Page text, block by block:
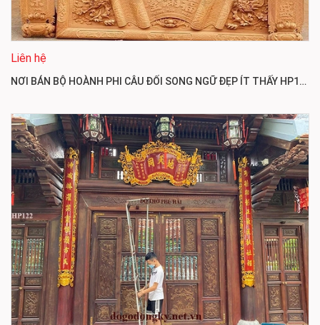
Liên hệ
NƠI BÁN BỘ HOÀNH PHI CÂU ĐỐI SONG NGỮ ĐẸP ÍT THẤY HP123